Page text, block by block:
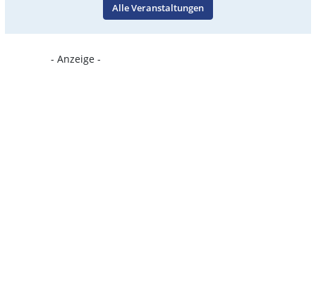
Alle Veranstaltungen
- Anzeige -